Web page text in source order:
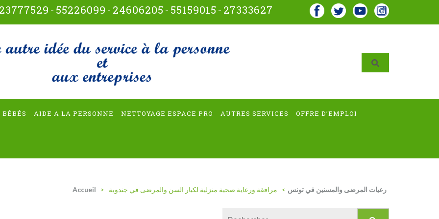
23777529 - 55226099 - 24606205 - 55159015 - 27333627
multiservices
BÉBÉS AIDE A LA PERSONNE NETTOYAGE ESPACE PRO AUTRES SERVICES OFFRE D’EMPLOI
Accueil > رعيات المرضى والمسنين في تونس > مرافقة ورعاية صحية منزلية لكبار السن والمرضى في جندوبة
Rechercher :